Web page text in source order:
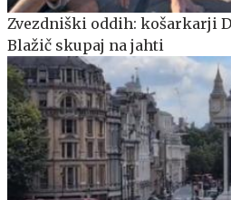
Zvezdniški oddih: košarkarji
Blažič skupaj na jahti